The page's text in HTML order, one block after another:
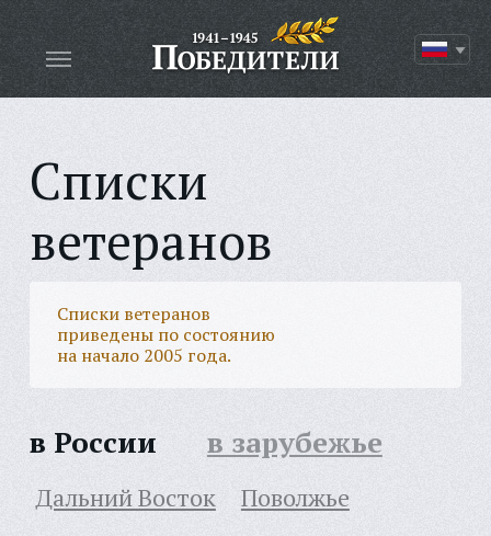
Списки
ветеранов
Списки ветеранов
приведены по состоянию
на начало 2005 года.
в России в зарубежье
Дальний Восток
Поволжье